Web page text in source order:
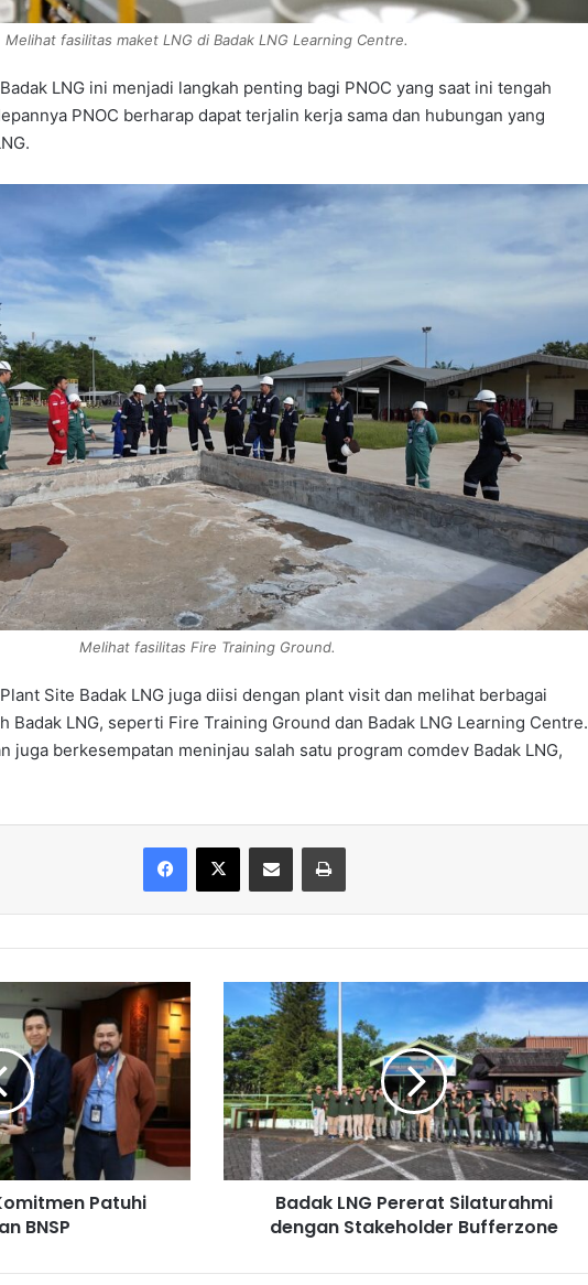
Melihat fasilitas maket LNG di Badak LNG Learning Centre.
LNG ini menjadi langkah penting bagi PNOC yang saat ini tengah
PNOC berharap dapat terjalin kerja sama dan hubungan yang
Melihat fasilitas Fire Training Ground.
Site Badak LNG juga diisi dengan plant visit dan melihat berbagai
Badak LNG, seperti Fire Training Ground dan Badak LNG Learning Centre.
juga berkesempatan meninjau salah satu program comdev Badak LNG,
Facebook
X Share via Email Print
Patuhi
BNSP
LNG
Pererat
Silaturahmi
dengan
Stakeholder
Bufferzone
Badak LNG Pererat Silaturahmi
dengan Stakeholder Bufferzone